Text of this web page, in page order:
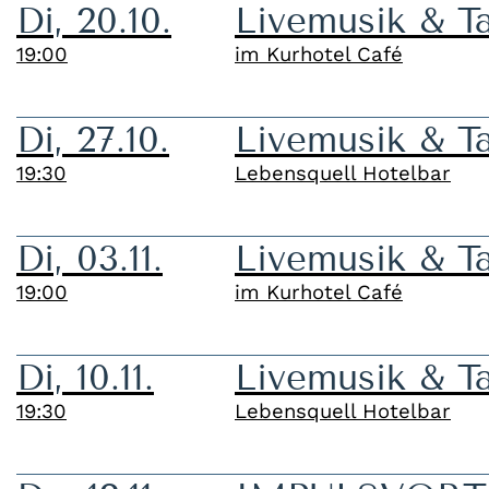
Di, 20.10.
19:00
Livemusik &
im Kurhotel Café
Di, 27.10.
19:30
Livemusik &
Lebensquell Hotelbar
Di, 03.11.
19:00
Livemusik &
im Kurhotel Café
Di, 10.11.
19:30
Livemusik &
Lebensquell Hotelbar